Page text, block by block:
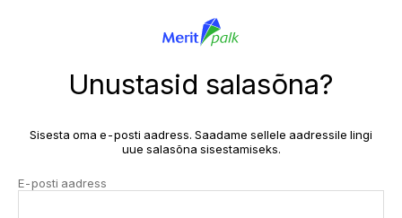
Unustasid salasõna?
Sisesta oma e-posti aadress. Saadame sellele aadressile lingi
uue salasõna sisestamiseks.
E-posti aadress